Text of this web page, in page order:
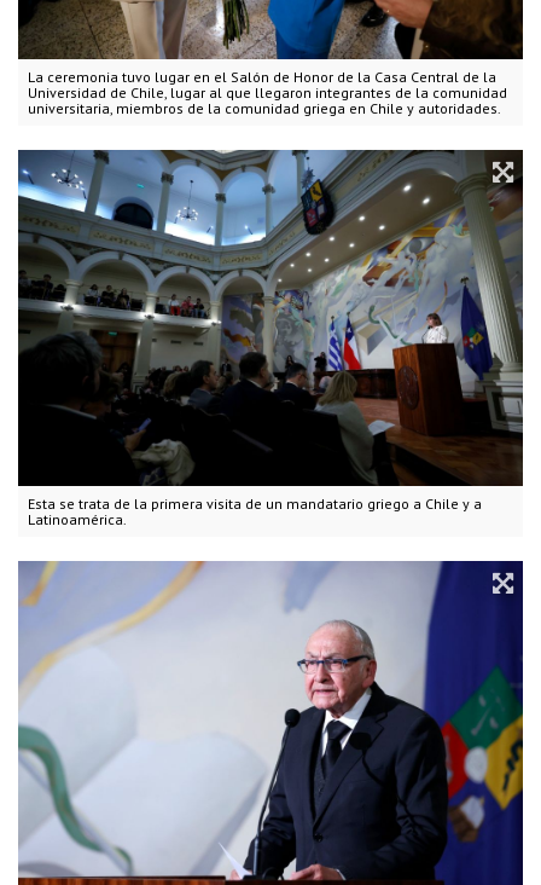
La ceremonia tuvo lugar en el Salón de Honor de la Casa Central de la
Universidad de Chile, lugar al que llegaron integrantes de la comunidad
universitaria, miembros de la comunidad griega en Chile y autoridades.
Esta se trata de la primera visita de un mandatario griego a Chile y a
Latinoamérica.